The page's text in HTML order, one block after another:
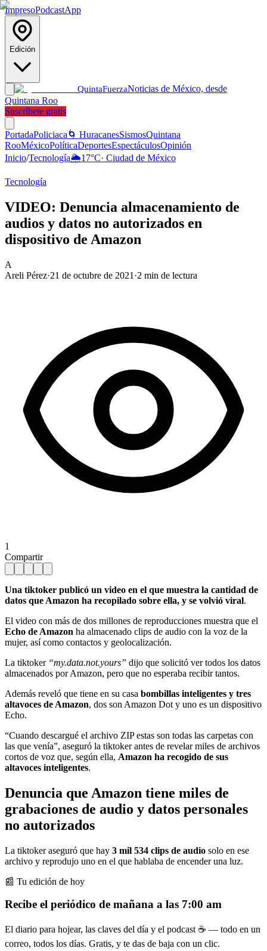
ImpresoPodcastApp
Edición
QuintaFuerzaNoticias de México, desde
Quintana Roo
Suscríbete gratis
PortadaPoliciaca 🌀 HuracanesSismosQuintana
RooMéxicoPolíticaDeportesEspectáculosOpinión
Inicio/Tecnología🌦️17°C· Ciudad de México
Tecnología
VIDEO: Denuncia almacenamiento de
audios y datos no autorizados en
dispositivo de Amazon
A
Areli Pérez·21 de octubre de 2021 ·2 min de lectura
1
Compartir
Una tiktoker publicó un video en el que muestra la cantidad de
datos que Amazon ha recopilado sobre ella, y se volvió viral.
El video con más de dos millones de reproducciones muestra que el
Echo de Amazon ha almacenado clips de audio con la voz de la
mujer, así como contactos y geolocalización.
La tiktoker “my.data.not.yours” dijo que solicitó ver todos los datos
almacenados por Amazon, pero que no esperaba recibir tantos.
Además reveló que tiene en su casa bombillas inteligentes y tres
altavoces de Amazon, dos son Amazon Dot y uno es un dispositivo
Echo.
“Cuando descargué el archivo ZIP estas son todas las carpetas con
las que venía”, aseguró la tiktoker antes de revelar miles de archivos
cortos de voz que, según ella, Amazon ha recogido de sus
altavoces inteligentes.
Denuncia que Amazon tiene miles de
grabaciones de audio y datos personales
no autorizados
La tiktoker aseguró que hay 3 mil 534 clips de audio solo en ese
archivo y reprodujo uno en el que hablaba de encender una luz.
📰 Tu edición de hoy
Recibe el periódico de mañana a las 7:00 am
El diario para hojear, las claves del día y el podcast ☕ — todo en un
correo, todos los días. Gratis, y te das de baja con un clic.